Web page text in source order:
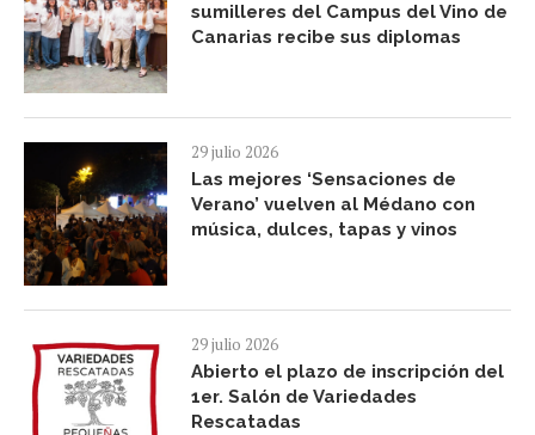
sumilleres del Campus del Vino de
Canarias recibe sus diplomas
29 julio 2026
Las mejores ‘Sensaciones de
Verano’ vuelven al Médano con
música, dulces, tapas y vinos
29 julio 2026
Abierto el plazo de inscripción del
1er. Salón de Variedades
Rescatadas